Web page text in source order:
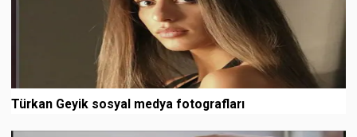
Türkan Geyik sosyal medya fotografları